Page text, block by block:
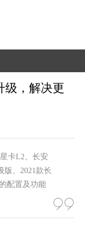
级，解决更
卡L2、长安
版、2021款长
配置及功能